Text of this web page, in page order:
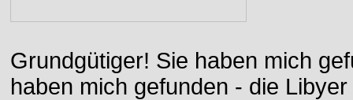
Grundgütiger! Sie haben mich
haben mich gefunden - die